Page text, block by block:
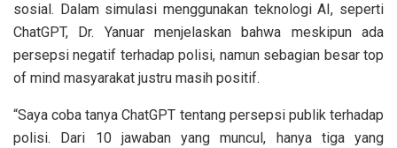
sosial. Dalam simulasi menggunakan teknologi AI, seperti
ChatGPT, Dr. Yanuar menjelaskan bahwa meskipun ada
persepsi negatif terhadap polisi, namun sebagian besar top
of mind masyarakat justru masih positif.
“Saya coba tanya ChatGPT tentang persepsi publik terhadap
polisi. Dari 10 jawaban yang muncul, hanya tiga yang